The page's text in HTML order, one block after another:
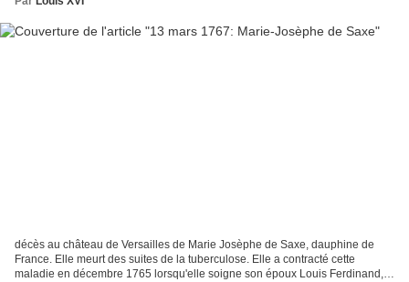
décès au château de Versailles de Marie Josèphe de Saxe, dauphine de
France. Elle meurt des suites de la tuberculose. Elle a contracté cette
maladie en décembre 1765 lorsqu'elle soigne son époux Louis Ferdinand,